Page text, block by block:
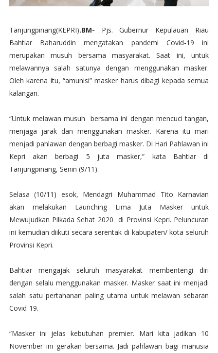
Tanjungpinang(KEPRI).BM- Pjs. Gubernur Kepulauan Riau
Bahtiar Baharuddin mengatakan pandemi Covid-19 ini
merupakan musuh bersama masyarakat. Saat ini, untuk
melawannya salah satunya dengan menggunakan masker.
Oleh karena itu, “amunisi” masker harus dibagi kepada semua
kalangan.
“Untuk melawan musuh bersama ini dengan mencuci tangan,
menjaga jarak dan menggunakan masker. Karena itu mari
menjadi pahlawan dengan berbagi masker. Di Hari Pahlawan ini
Kepri akan berbagi 5 juta masker,” kata Bahtiar di
Tanjungpinang, Senin (9/11).
Selasa (10/11) esok, Mendagri Muhammad Tito Karnavian
akan melakukan Launching Lima Juta Masker untuk
Mewujudkan Pilkada Sehat 2020 di Provinsi Kepri. Peluncuran
ini kemudian diikuti secara serentak di kabupaten/ kota seluruh
Provinsi Kepri.
Bahtiar mengajak seluruh masyarakat membentengi diri
dengan selalu menggunakan masker. Masker saat ini menjadi
salah satu pertahanan paling utama untuk melawan sebaran
Covid-19.
“Masker ini jelas kebutuhan premier. Mari kita jadikan 10
November ini gerakan bersama. Jadi pahlawan bagi manusia